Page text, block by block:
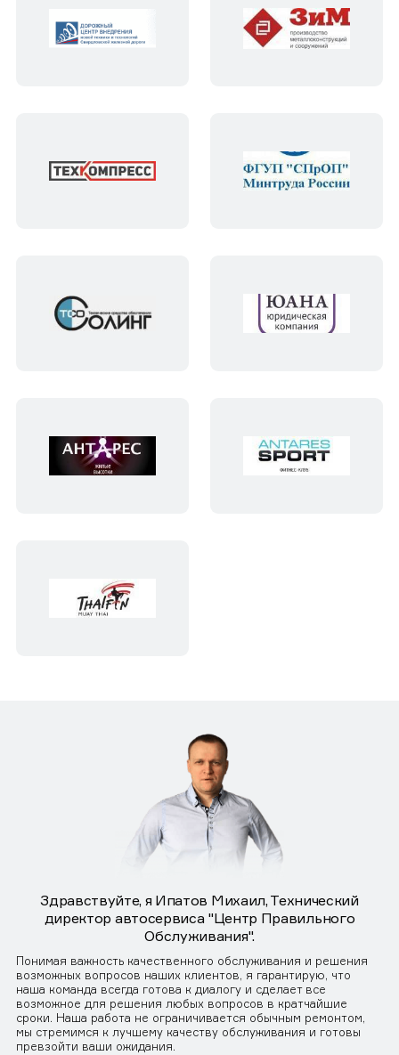
Здравствуйте, я Ипатов Михаил, Технический
директор автосервиса "Центр Правильного
Обслуживания".
Понимая важность качественного обслуживания и решения
возможных вопросов наших клиентов, я гарантирую, что
наша команда всегда готова к диалогу и сделает все
возможное для решения любых вопросов в кратчайшие
сроки. Наша работа не ограничивается обычным ремонтом,
мы стремимся к лучшему качеству обслуживания и готовы
превзойти ваши ожидания.